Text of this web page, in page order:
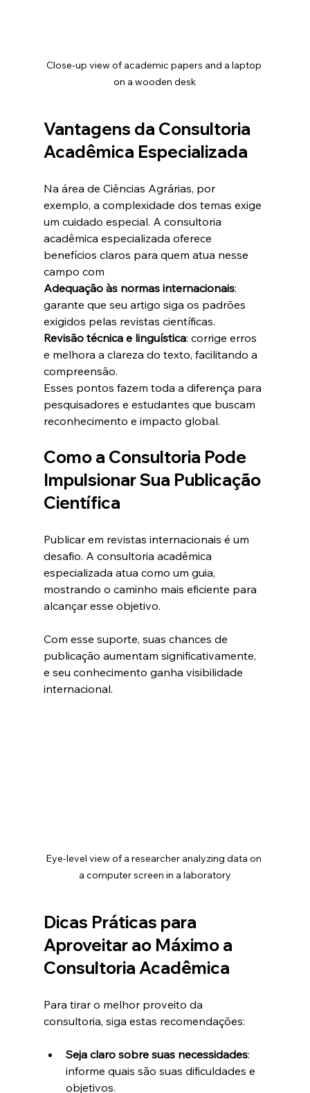
Close-up view of academic papers and a laptop
on a wooden desk
Vantagens da Consultoria
Acadêmica Especializada
Na área de Ciências Agrárias, por
exemplo, a complexidade dos temas exige
um cuidado especial. A consultoria
acadêmica especializada oferece
benefícios claros para quem atua nesse
campo com
Adequação às normas internacionais:
garante que seu artigo siga os padrões
exigidos pelas revistas científicas.
Revisão técnica e linguística: corrige erros
e melhora a clareza do texto, facilitando a
compreensão.
Esses pontos fazem toda a diferença para
pesquisadores e estudantes que buscam
reconhecimento e impacto global.
Como a Consultoria Pode
Impulsionar Sua Publicação
Científica
Publicar em revistas internacionais é um
desafio. A consultoria acadêmica
especializada atua como um guia,
mostrando o caminho mais eficiente para
alcançar esse objetivo.
Com esse suporte, suas chances de
publicação aumentam significativamente,
e seu conhecimento ganha visibilidade
internacional.
Eye-level view of a researcher analyzing data on
a computer screen in a laboratory
Dicas Práticas para
Aproveitar ao Máximo a
Consultoria Acadêmica
Para tirar o melhor proveito da
consultoria, siga estas recomendações:
Seja claro sobre suas necessidades:
informe quais são suas dificuldades e
objetivos.